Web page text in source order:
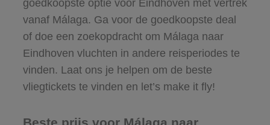
goedkoopste optie voor Eindhoven met vertrek
vanaf Málaga. Ga voor de goedkoopste deal
of doe een zoekopdracht om Málaga naar
Eindhoven vluchten in andere reisperiodes te
vinden. Laat ons je helpen om de beste
vliegtickets te vinden en let’s make it fly!
Beste prijs voor Málaga naar